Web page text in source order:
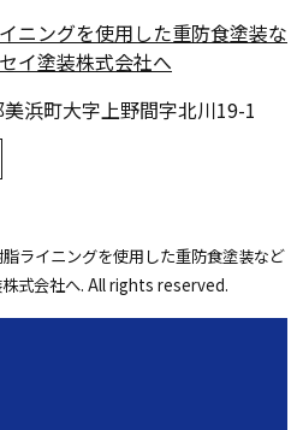
浜町大字上野間字北川19-1
ライニングを使用した重防食塗装など
式会社へ. All rights reserved.